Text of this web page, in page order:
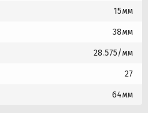
15мм
38мм
28.575/мм
27
64мм